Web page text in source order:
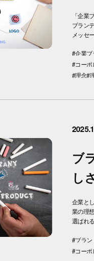
「企業
ブラン
メッセ
#企業
#コー
#理念#
ブ
し
企業と
業の理
選ばれ
#ブラ
#コー